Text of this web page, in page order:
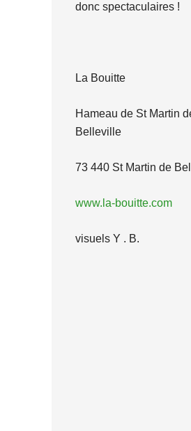
donc spectaculaires !
La Bouitte
Hameau de St Martin
Belleville
73 440 St Martin de
www.la-bouitte.com
visuels Y . B.